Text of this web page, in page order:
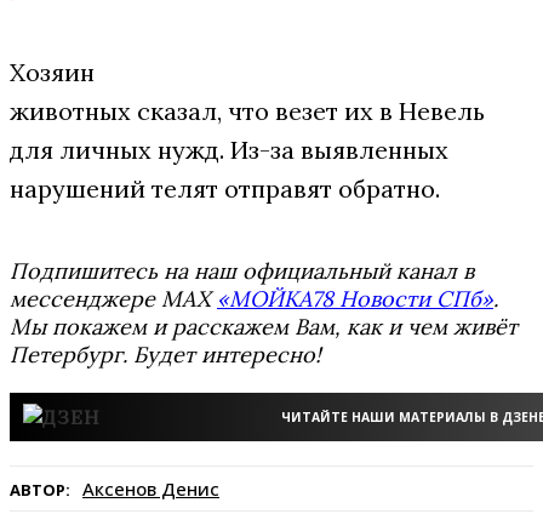
Хозяин
животных сказал, что везет их в Невель
для личных нужд. Из-за выявленных
нарушений телят отправят обратно.
Подпишитесь на наш официальный канал в
мессенджере MAX«МОЙКА78 Новости СПб».
Мы покажем и расскажем Вам, как и чем живёт
Петербург. Будет интересно!
ЧИТАЙТЕ НАШИ МАТЕРИАЛЫ В
АВТОР: Аксенов Денис